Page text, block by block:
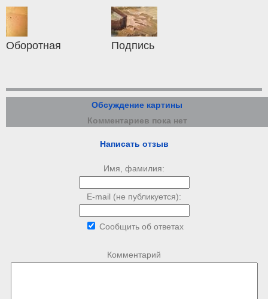
Оборотная Подпись
Обсуждение картины
Комментариев пока нет
Написать отзыв
Имя, фамилия:
E-mail (не публикуется):
Сообщить об ответах
Комментарий